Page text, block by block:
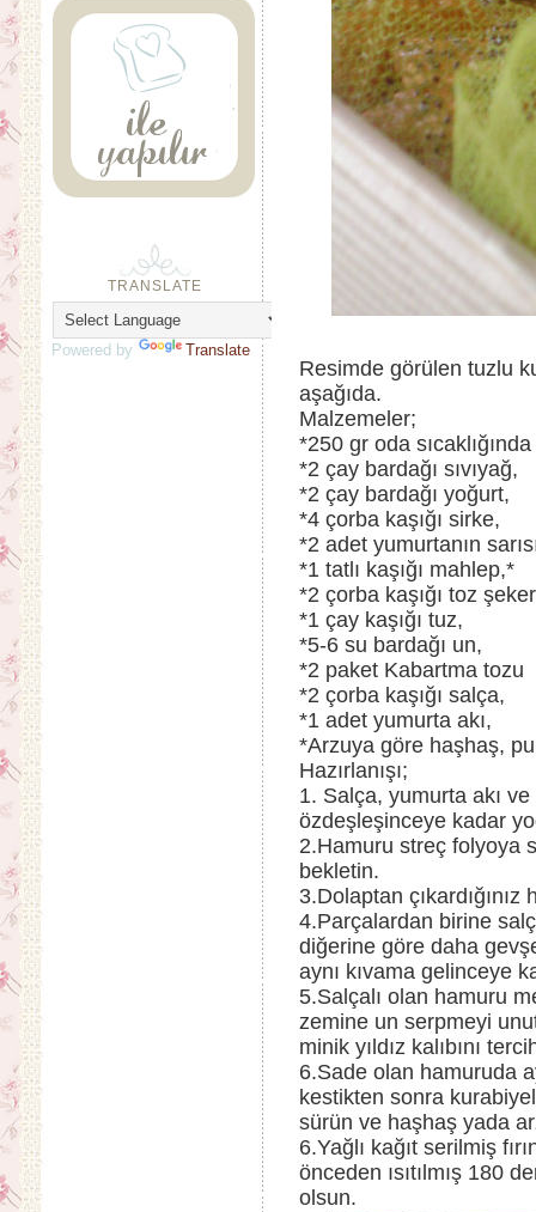
Resimde görülen tuzlu
aşağıda.
Malzemeler;
*250 gr oda
*2 çay bardağı sıvıyağ,
*2 çay bardağı yoğurt,
*4 çorba kaşığı sirke,
*2 adet yumurtanın
*1 tatlı kaşığı mahlep,*
*2 çorba kaşığı toz
*1 çay kaşığı tuz,
*5-6 su bardağı un,
*2 paket Kabartma tozu
*2 çorba kaşığı salça,
*1 adet yumurta akı,
*Arzuya göre haşhaş,
Hazırlanışı;
1. Salça, yumurta akı
özdeşleşinceye kadar
2.Hamuru streç folyoya
bekletin.
3.Dolaptan
4.Parçalardan birine
diğerine göre daha
aynı kıvama gelinceye
5.Salçalı olan hamuru
zemine un serpmeyi
minik yıldız kalıbını
6.Sade olan hamuruda
kestikten sonra
sürün ve haşhaş yada
6.Yağlı kağıt serilmiş
önceden ısıtılmış 180
olsun.
TRANSLATE
Powered by Translate